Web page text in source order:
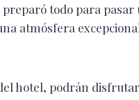
todo para pasar
atmósfera
hotel, podrán